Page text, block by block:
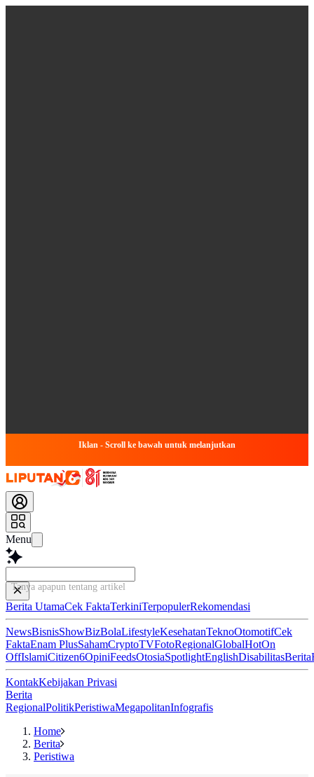
Iklan - Scroll ke bawah untuk melanjutkan
Menu
Tanya apapun tentang artikel ini...
Berita UtamaCek FaktaTerkiniTerpopulerRekomendasi
NewsBisnisShowBizBolaLifestyleKesehatanTeknoOtomotifCek
FaktaEnam PlusSahamCryptoTVFotoRegionalGlobalHotOn
OffIslamiCitizen6OpiniFeedsOtosiaSpotlightEnglishDisabilitasBerita
KontakKebijakan Privasi
Berita
RegionalPolitikPeristiwaMegapolitanInfografis
Home
Berita
Peristiwa